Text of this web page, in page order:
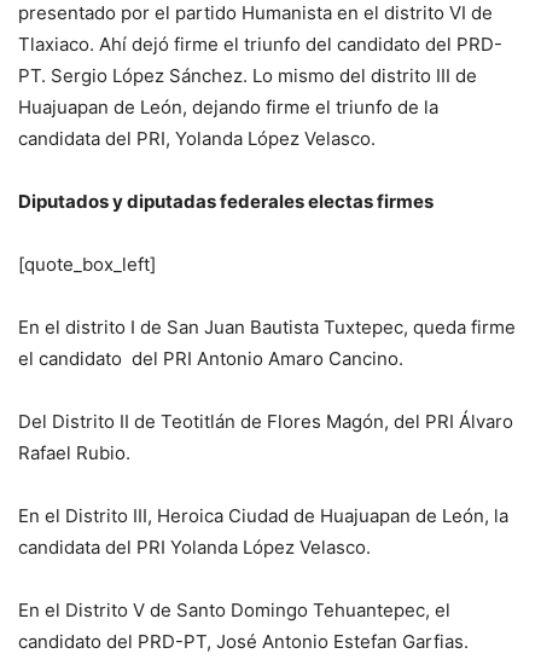
presentado por el partido Humanista en el distrito VI de
Tlaxiaco. Ahí dejó firme el triunfo del candidato del PRD-
PT. Sergio López Sánchez. Lo mismo del distrito III de
Huajuapan de León, dejando firme el triunfo de la
candidata del PRI, Yolanda López Velasco.
Diputados y diputadas federales electas firmes
[quote_box_left]
En el distrito I de San Juan Bautista Tuxtepec, queda firme
el candidato del PRI Antonio Amaro Cancino.
Del Distrito II de Teotitlán de Flores Magón, del PRI Álvaro
Rafael Rubio.
En el Distrito III, Heroica Ciudad de Huajuapan de León, la
candidata del PRI Yolanda López Velasco.
En el Distrito V de Santo Domingo Tehuantepec, el
candidato del PRD-PT, José Antonio Estefan Garfias.